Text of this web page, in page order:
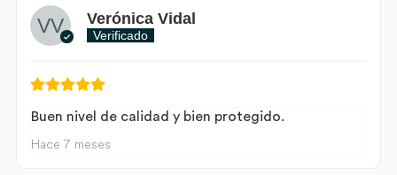
Verónica Vidal
Verificado
Buen nivel de calidad y bien protegido.
Hace 7 meses